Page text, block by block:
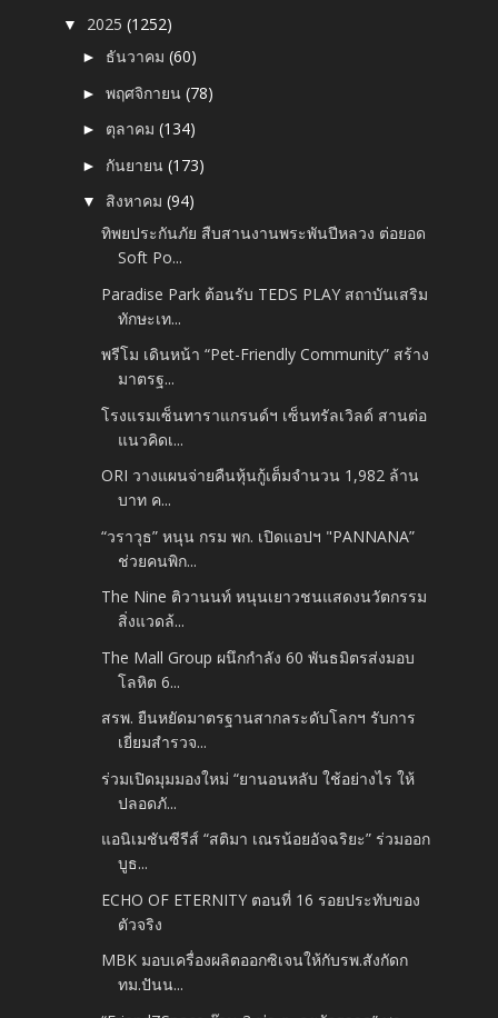
▼ 2025(1252)
► ธันวาคม(60)
►พฤศจิกายน(78)
► ตุลาคม(134)
► กันยายน(173)
▼ สิงหาคม(94)
ทิพยประกันภัย สืบสานงานพระพันปีหลวง ต่อยอด
Soft Po...
Paradise Park ต้อนรับ TEDS PLAY สถาบันเสริม
ทักษะเท...
พรีโม เดินหน้า “Pet-Friendly Community” สร้าง
มาตรฐ...
โรงแรมเซ็นทาราแกรนด์ฯ เซ็นทรัลเวิลด์ สานต่อ
แนวคิดเ...
ORI วางแผนจ่ายคืนหุ้นกู้เต็มจำนวน 1,982 ล้าน
บาท ค...
“วราวุธ” หนุน กรม พก. เปิดแอปฯ "PANNANA”
ช่วยคนพิก...
The Nine ติวานนท์ หนุนเยาวชนแสดงนวัตกรรม
สิ่งแวดล้...
The Mall Group ผนึกกำลัง 60 พันธมิตรส่งมอบ
โลหิต 6...
สรพ. ยืนหยัดมาตรฐานสากลระดับโลกฯ รับการ
เยี่ยมสำรวจ...
ร่วมเปิดมุมมองใหม่ “ยานอนหลับ ใช้อย่างไร ให้
ปลอดภั...
แอนิเมชันซีรีส์ “สติมา เณรน้อยอัจฉริยะ” ร่วมออก
บูธ...
ECHO OF ETERNITY ตอนที่ 16 รอยประทับของ
ตัวจริง
MBK มอบเครื่องผลิตออกซิเจนให้กับรพ.สังกัดก
ทม.ปันน...